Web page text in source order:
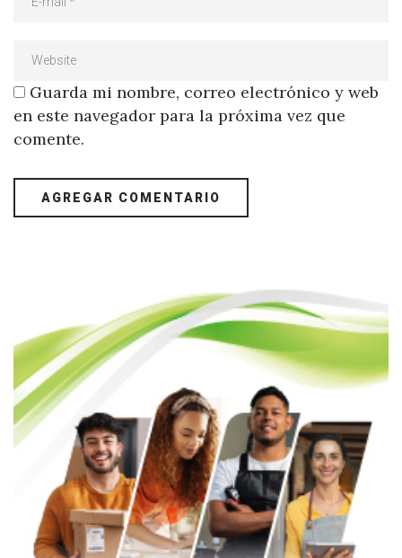
Guarda mi nombre, correo electrónico y web
en este navegador para la próxima vez que
comente.